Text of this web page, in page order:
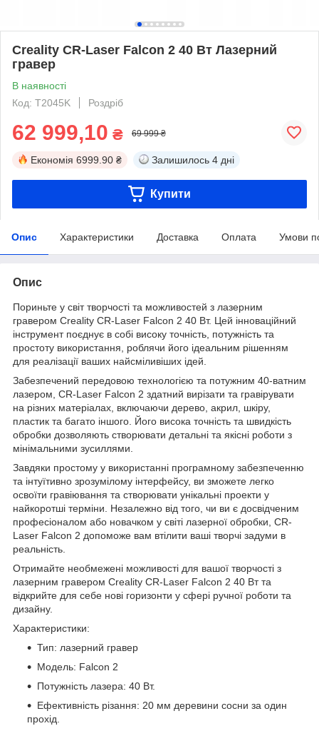
Creality CR-Laser Falcon 2 40 Вт Лазерний
гравер
В наявності
Код: T2045K
Роздріб
62 999,10 ₴ 69 999 ₴
Економія 6999.90 ₴ Залишилось 4 дні
Купити
Опис Характеристики Доставка Оплата Умови
Опис
Пориньте у світ творчості та можливостей з лазерним
гравером Creality CR-Laser Falcon 2 40 Вт. Цей інноваційний
інструмент поєднує в собі високу точність, потужність та
простоту використання, роблячи його ідеальним рішенням
для реалізації ваших найсміливіших ідей.
Забезпечений передовою технологією та потужним 40-ватним
лазером, CR-Laser Falcon 2 здатний вирізати та гравірувати
на різних матеріалах, включаючи дерево, акрил, шкіру,
пластик та багато іншого. Його висока точність та швидкість
обробки дозволяють створювати детальні та якісні роботи з
мінімальними зусиллями.
Завдяки простому у використанні програмному забезпеченню
та інтуїтивно зрозумілому інтерфейсу, ви зможете легко
освоїти гравіювання та створювати унікальні проекти у
найкоротші терміни. Незалежно від того, чи ви є досвідченим
професіоналом або новачком у світі лазерної обробки, CR-
Laser Falcon 2 допоможе вам втілити ваші творчі задуми в
реальність.
Отримайте необмежені можливості для вашої творчості з
лазерним гравером Creality CR-Laser Falcon 2 40 Вт та
відкрийте для себе нові горизонти у сфері ручної роботи та
дизайну.
Характеристики:
Тип: лазерний гравер
Модель: Falcon 2
Потужність лазера: 40 Вт.
Ефективність різання: 20 мм деревини сосни за один
прохід.